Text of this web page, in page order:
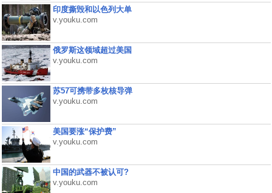
印度撕毁和以色列大单
v.youku.com
俄罗斯这领域超过美国
v.youku.com
苏57可携带多枚核导弹
v.youku.com
美国要涨“保护费”
v.youku.com
中国的武器不被认可?
v.youku.com